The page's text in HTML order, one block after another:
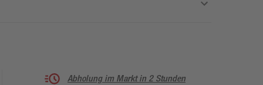
Abholung im Markt in 2 Stunden